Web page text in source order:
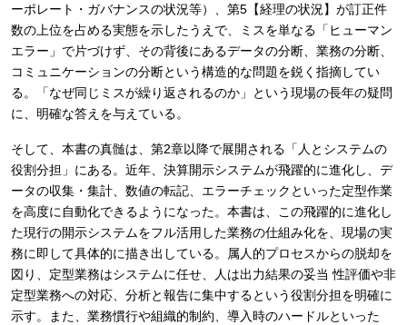
ーポレート・ガバナンスの状況等）、第5【経理の状況】が訂正件
数の上位を占める実態を示したうえで、ミスを単なる「ヒューマン
エラー」で片づけず、その背後にあるデータの分断、業務の分断、
コミュニケーションの分断という構造的な問題を鋭く指摘してい
る。「なぜ同じミスが繰り返されるのか」という現場の長年の疑問
に、明確な答えを与えている。
そして、本書の真髄は、第2章以降で展開される「人とシステムの
役割分担」にある。近年、決算開示システムが飛躍的に進化し、デ
ータの収集・集計、数値の転記、エラーチェックといった定型作業
を高度に自動化できるようになった。本書は、この飛躍的に進化し
た現行の開示システムをフル活用した業務の仕組み化を、現場の実
務に即して具体的に描き出している。属人的プロセスからの脱却を
図り、定型業務はシステムに任せ、人は出力結果の妥当 性評価や非
定型業務への対応、分析と報告に集中するという役割分担を明確に
示す。また、業務慣行や組織的制約、導入時のハードルといった